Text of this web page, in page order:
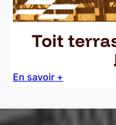
Toit
En savoir +